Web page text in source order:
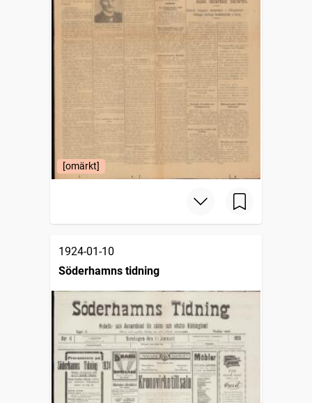
[omärkt]
1924-01-10
Söderhamns tidning